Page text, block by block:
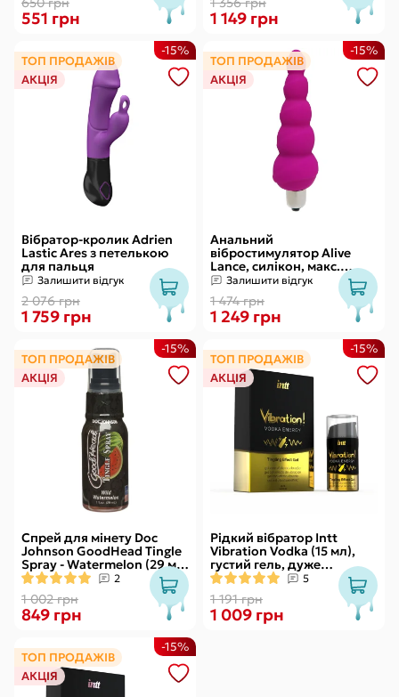
551 грн 1 149 грн
ТОП ПРОДАЖІВ
АКЦІЯ
Вібратор-кролик Adrien
Lastic Ares з петелькою
для пальця
Залишити відгук
2 076 грн
-15%
1 759 грн
ТОП ПРОДАЖІВ
АКЦІЯ
Анальний
вібростимулятор Alive
Lance, силікон, макс.
діаметр 2,9 см
(передостання кулька)
Залишити відгук
1 474 грн
-15%
1 249 грн
ТОП ПРОДАЖІВ
АКЦІЯ
Спрей для мінету Doc
Johnson GoodHead Tingle
Spray - Watermelon (29 мл)
зі стимулювальним
ефектом
2
1 002 грн
-15%
849 грн
ТОП ПРОДАЖІВ
АКЦІЯ
Рідкий вібратор Intt
Vibration Vodka (15 мл),
густий гель, дуже
смачний, діє до 30 хвилин
5
1 191 грн
-15%
1 009 грн
ТОП ПРОДАЖІВ
АКЦІЯ
-15%